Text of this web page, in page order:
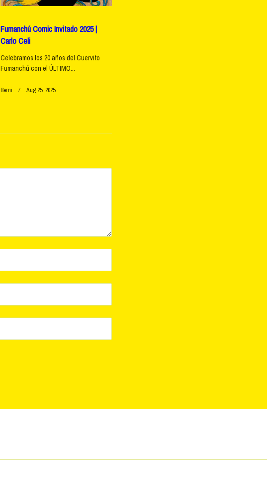
Fumanchú Comic Invitado 2025 |
Carlo Celi
Celebramos los 20 años del Cuervito
Fumanchú con el ÚLTIMO...
Berni Aug 25, 2025